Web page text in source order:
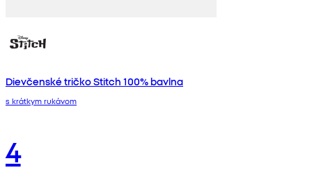
Dievčenské tričko Stitch 100% bavlna
s krátkym rukávom
4